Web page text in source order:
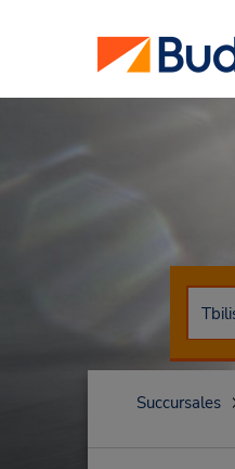
Succursales